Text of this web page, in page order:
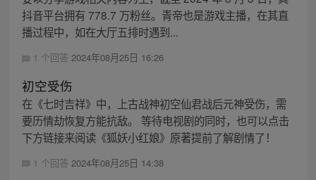
抖音平台拥有 778.7 万粉丝。青帝也是游戏主播，在其直
播过程中，如在大厅五排时遇到...
1 个回答 2024年08月25日 16:26
初空受伤
在《七时吉祥》中，上古战神初空仙君战后元神受伤，需
要历情劫恢复方能抗敌。 等待电视剧的同时，也可以点击
下方链接来阅读《狐妖小红娘》原著提前了解剧情了！
1 个回答 2024年08月25日 14:38